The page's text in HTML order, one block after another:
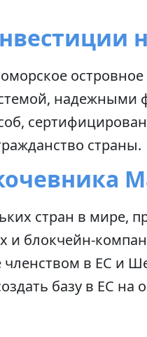
надежными
страны.
стран в мире,
блокчейн-
членством в ЕС и
базу в ЕС